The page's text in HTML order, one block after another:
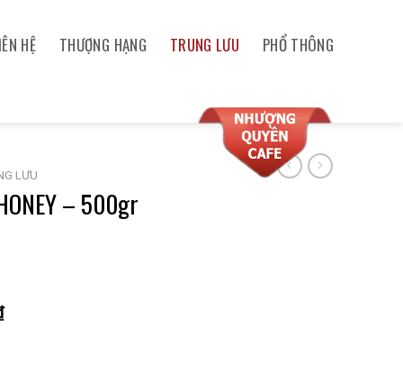
HỆ THƯỢNG HẠNG TRUNG LƯU PHỔ THÔNG
LƯU
– 500gr